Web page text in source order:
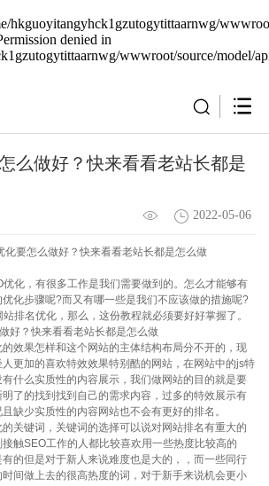
hkguoyitangyhck1gzutogytittaarnwg/
denied in
wwwroot/source/model/
么做好？快来看看老站长都是
2022-05-06
化要怎么做好？快来看看老站长都是怎么做
化，有很多工作是我们需要做到的。怎么才能够有
化步骤呢?而又有哪一些是我们不应该做的措施呢?
排名优化，那么，这份教程就必须要好好掌握了。
好？快来看看老站长都是怎么做
效果怎样和这个网站的主体结构布局分不开的，现
更加的喜欢特效效果特别酷的网站，在网站中的js特
什么实质性的内容展示，我们做网站的目的就是要
了的找到找到自己的需求内容，过多的特效展示有
缺少实质性的内容网站也不会有更好的排名。
关键词，关键词的选择可以说对网站排名有重大的
触SEO工作的人都比较喜欢用一些热度比较高的
的但是对于新人来说难度也是大的，，而一些同行
间做上去的很高热度的词，对于新手来说机会更小